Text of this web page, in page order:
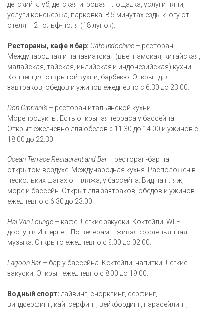
детский клуб, детская игровая площадка, услуги няни,
услуги консьержа, парковка. В 5 минутах езды к югу от
отеля – 2 гольф-поля (18 лунок).
Рестораны, кафе и бар: Cafe Indochine – ресторан.
Международная и паназиатская (вьетнамская, китайская,
малайская, тайская, индийская и индонезийская) кухни.
Концепция открытой кухни, барбекю. Открыт для
завтраков, обедов и ужинов ежедневно с 6.30 до 23.00.
Don Cipriani’s – ресторан итальянской кухни.
Морепродукты. Есть открытая терраса у бассейна.
Открыт ежедневно для обедов с 11.30 до 14.00 и ужинов с
18.00 до 22.30.
Ocean Terrace Restaurant and Bar – ресторан-бар на
открытом воздухе. Международная кухня. Расположен в
нескольких шагах от пляжа, у бассейна. Вид на пляж,
море и бассейн. Открыт для завтраков, обедов и ужинов
ежедневно с 6.30 до 23.00.
Hai Van Lounge – кафе. Легкие закуски. Коктейли. WI-FI
доступ в Интернет. По вечерам – живая фортепьянная
музыка. Открыто ежедневно с 9.00 до 02.00.
Lagoon Bar – бар у бассейна. Коктейли, напитки. Легкие
закуски. Открыт ежедневно с 8.00 до 19.00.
Водный спорт: дайвинг, снорклинг, серфинг,
виндсерфинг, кайтсерфинг, вейкбординг, парасейлинг,